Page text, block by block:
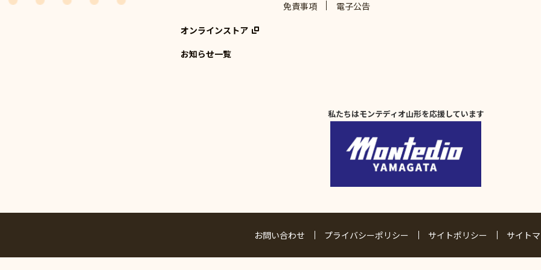
免責事項
電子公告
オンラインストア
お知らせ一覧
私たちはモンテディオ山形を応援しています
お問い合わせ プライバシーポリシー サイトポリシー サイト